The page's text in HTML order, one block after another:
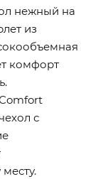
нежный на
из
комфорт
с